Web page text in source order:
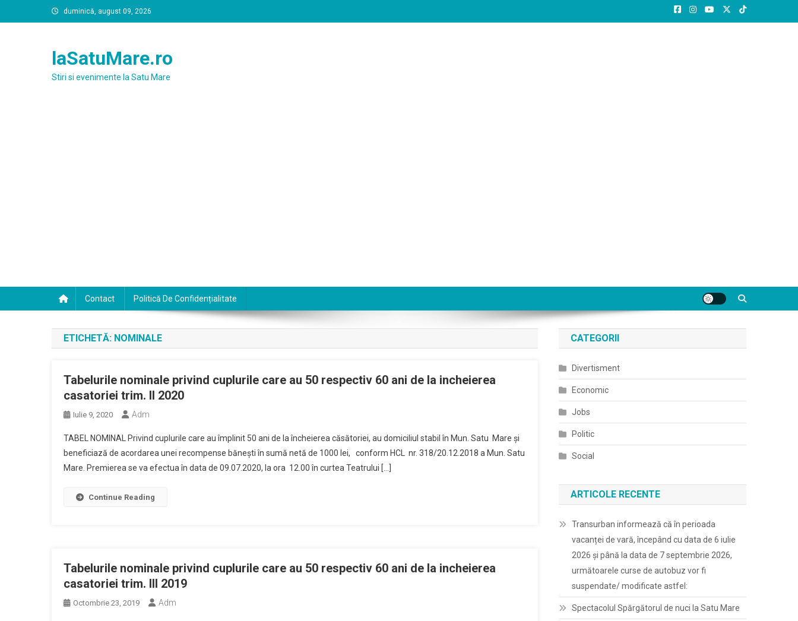
to
duminică, august 09, 2026
laSatuMare.ro
Stiri si evenimente la Satu Mare
Contact Politică De Confidențialitate
ETICHETĂ: NOMINALE
Tabelurile nominale privind cuplurile care au 50 respectiv 60 ani de la incheierea
casatoriei trim. II 2020
Iulie 9, 2020 Adm
TABEL NOMINAL Privind cuplurile care au împlinit 50 ani de la încheierea căsătoriei, au domiciliul stabil în Mun. Satu Mare şi
beneficiază de acordarea unei recompense băneşti în sumă netă de 1000 lei, conform HCL nr. 318/20.12.2018 a Mun. Satu
Mare. Premierea se va efectua în data de 09.07.2020, la ora 12.00 în curtea Teatrului […]
Continue Reading
Tabelurile nominale privind cuplurile care au 50 respectiv 60 ani de la incheierea
casatoriei trim. III 2019
Octombrie 23, 2019 Adm
CATEGORII
Divertisment
Economic
Jobs
Politic
Social
ARTICOLE RECENTE
Transurban informează că în perioada
vacanței de vară, începând cu data de 6 iulie
2026 și până la data de 7 septembrie 2026,
următoarele curse de autobuz vor fi
suspendate/ modificate astfel:
Spectacolul Spărgătorul de nuci la Satu Mare